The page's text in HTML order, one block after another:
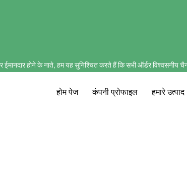
होने के नाते, हम यह सुनिश्चित करते हैं कि सभी ऑर्डर विश्वसनीय
होम पेज कंपनी प्रोफाइल हमारे उत्पाद